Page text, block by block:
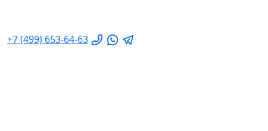
+7 (499) 653-64-63